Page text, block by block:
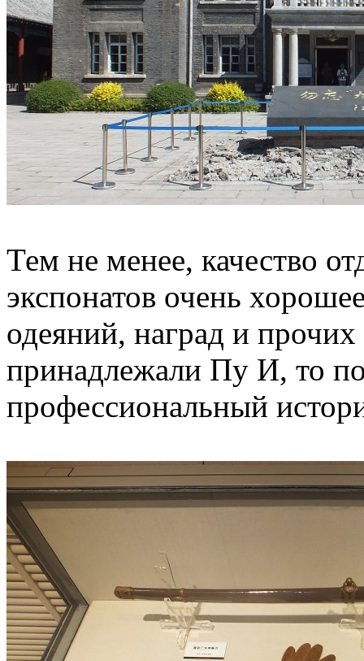
Тем не менее, качество
экспонатов очень
одеяний, наград и
принадлежали Пу И, то
профессиональный